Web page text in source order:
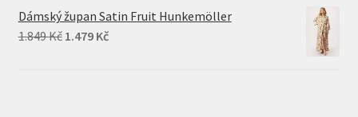
1.499 Kč.1.199 Kč.
Dámský župan Satin Fruit Hunkemöller
1.849Kč Original
1.479 KčCurrent